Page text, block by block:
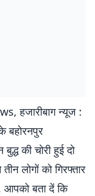
हजारीबाग न्यूज :
बहोरनपुर
की चोरी हुई दो
लोगों को गिरफ्तार
आपको बता दें कि